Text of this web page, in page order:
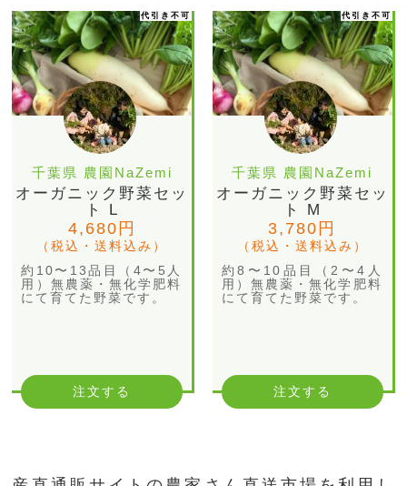
代引き不可
千葉県 農園NaZemi
オーガニック野菜セッ
ト L
4,680円
（税込・送料込み）
約10〜13品目（4〜5人
用）無農薬・無化学肥料
にて育てた野菜です。
注文する
代引き不可
千葉県 農園NaZemi
オーガニック野菜セッ
ト M
3,780円
（税込・送料込み）
約8〜10品目（2〜4人
用）無農薬・無化学肥料
にて育てた野菜です。
注文する